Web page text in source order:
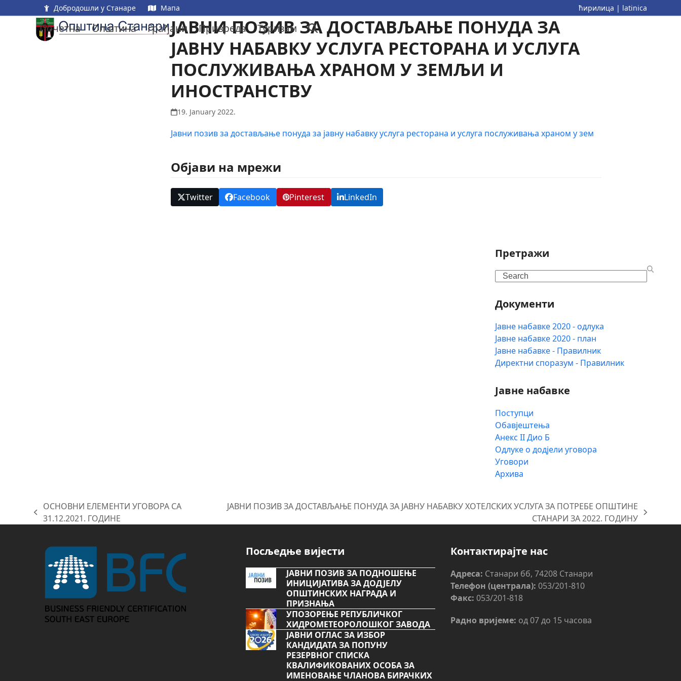
to
Добродошли у Станаре Мапа ћирилица | latinica
Почетна Општина Грађани Привреда Туризам
ЈАВНИ ПОЗИВ ЗА ДОСТАВЉАЊЕ ПОНУДА ЗА
ЈАВНУ НАБАВКУ УСЛУГА РЕСТОРАНА И УСЛУГА
ПОСЛУЖИВАЊА ХРАНОМ У ЗЕМЉИ И
ИНОСТРАНСТВУ
19. January 2022.
Јавни позив за достављање понуда за јавну набавку услуга ресторана и услуга послуживања храном у зем
Објави на мрежи
Twitter Facebook Pinterest LinkedIn
Претражи
Search
Документи
Јавне набавке 2020 - одлука
Јавне набавке 2020 - план
Јавне набавке - Правилник
Директни споразум - Правилник
Јавне набавке
Поступци
Обавјештења
Анекс II Дио Б
Одлуке о додјели уговора
Уговори
Архива
previous
ОСНОВНИ ЕЛЕМЕНТИ УГОВОРА СА
31.12.2021. ГОДИНЕ
ЈАВНИ ПОЗИВ ЗА ДОСТАВЉАЊЕ ПОНУДА ЗА ЈАВНУ НАБАВКУ ХОТЕЛСКИХ УСЛУГА ЗА ПОТРЕБЕ ОПШТИНЕ
СТАНАРИ ЗА 2022. ГОДИНУ
Посљедње вијести
ЈАВНИ ПОЗИВ ЗА ПОДНОШЕЊЕ
ИНИЦИЈАТИВА ЗА ДОДЈЕЛУ
ОПШТИНСКИХ НАГРАДА И
ПРИЗНАЊА
УПОЗОРЕЊЕ РЕПУБЛИЧКОГ
ХИДРОМЕТЕОРОЛОШКОГ ЗАВОДА
ЈАВНИ ОГЛАС ЗА ИЗБОР
КАНДИДАТА ЗА ПОПУНУ
РЕЗЕРВНОГ СПИСКА
КВАЛИФИКОВАНИХ ОСОБА ЗА
ИМЕНОВАЊЕ ЧЛАНОВА БИРАЧКИХ
Контактирајте нас
Адреса: Станари бб, 74208 Станари
Телефон (централа): 053/201-810
Факс: 053/201-818
Радно вријеме: од 07 до 15 часова